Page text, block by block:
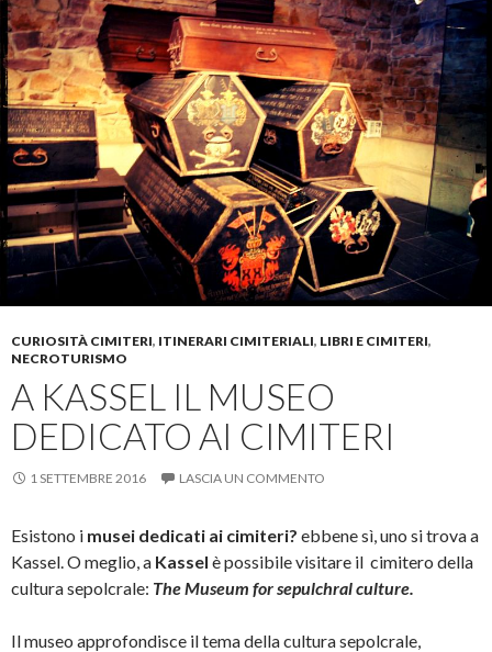
CURIOSITÀ CIMITERI, ITINERARI CIMITERIALI, LIBRI E CIMITERI,
NECROTURISMO
A KASSEL IL MUSEO
DEDICATO AI CIMITERI
1 SETTEMBRE 2016 LASCIA UN COMMENTO
Esistono i musei dedicati ai cimiteri? ebbene sì, uno si trova a
Kassel. O meglio, a Kassel è possibile visitare il cimitero della
cultura sepolcrale: The Museum for sepulchral culture.
Il museo approfondisce il tema della cultura sepolcrale,